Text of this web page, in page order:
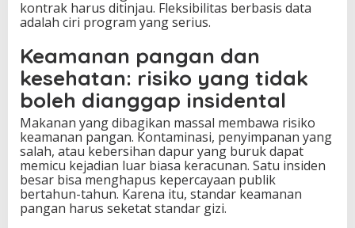
kontrak harus ditinjau. Fleksibilitas berbasis data
adalah ciri program yang serius.
Keamanan pangan dan
kesehatan: risiko yang tidak
boleh dianggap insidental
Makanan yang dibagikan massal membawa risiko
keamanan pangan. Kontaminasi, penyimpanan yang
salah, atau kebersihan dapur yang buruk dapat
memicu kejadian luar biasa keracunan. Satu insiden
besar bisa menghapus kepercayaan publik
bertahun-tahun. Karena itu, standar keamanan
pangan harus seketat standar gizi.